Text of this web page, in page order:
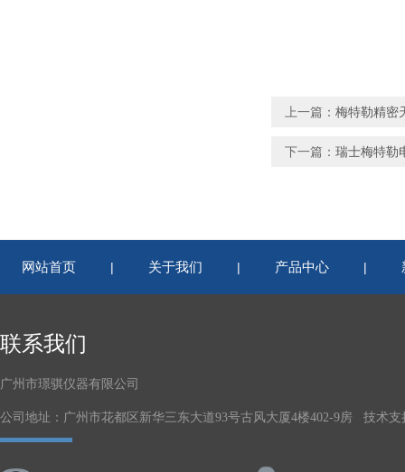
上一篇： 梅特勒精密
下一篇： 瑞士梅特勒
网站首页 | 关于我们 | 产品中心 |
联系我们
广州市璟骐仪器有限公司
公司地址：广州市花都区新华三东大道93号古风大厦4楼402-9房 技术支